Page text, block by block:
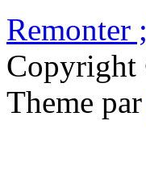
Remonter
Copyright
Theme par